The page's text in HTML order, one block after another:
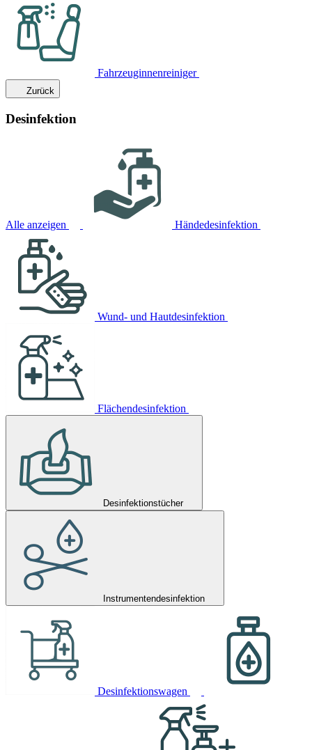
Fahrzeuginnenreiniger
Zurück
Desinfektion
Alle anzeigen Händedesinfektion
Wund- und Hautdesinfektion
Flächendesinfektion
Desinfektionstücher
Instrumentendesinfektion
Desinfektionswagen